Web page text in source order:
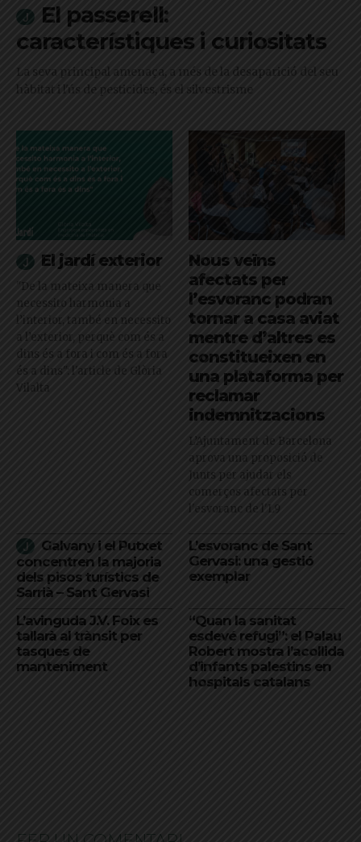
El passerell:
característiques i curiositats
La seva principal amenaça, a més de la desaparició del seu
hàbitat i l'ús de pesticides, és el silvestrisme
El jardí exterior
"De la mateixa manera que
necessito harmonia a
l’interior, també en necessito
a l’exterior, perquè com és a
dins és a fora i com és a fora
és a dins": l'article de Glòria
Vilalta
Nous veïns
afectats per
l’esvoranc podran
tornar a casa aviat
mentre d’altres es
constitueixen en
una plataforma per
reclamar
indemnitzacions
L’Ajuntament de Barcelona
aprova una proposició de
Junts per ajudar els
comerços afectats per
l'esvoranc de l'L9
Galvany i el Putxet
concentren la majoria
dels pisos turístics de
Sarrià – Sant Gervasi
L’esvoranc de Sant
Gervasi: una gestió
exemplar
L’avinguda J.V. Foix es
tallarà al trànsit per
tasques de
manteniment
“Quan la sanitat
esdevé refugi”: el Palau
Robert mostra l’acollida
d’infants palestins en
hospitals catalans